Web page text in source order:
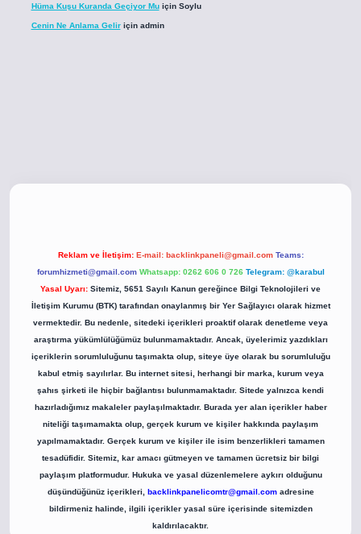
Hüma Kuşu Kuranda Geçiyor Muiçin Soylu
Cenin Ne Anlama Geliriçin admin
Reklam ve İletişim: E-mail: backlinkpaneli@gmail.com Teams:
forumhizmeti@gmail.com Whatsapp: 0262 606 0 726 Telegram: @karabul
Yasal Uyarı: Sitemiz, 5651 Sayılı Kanun gereğince Bilgi Teknolojileri ve
İletişim Kurumu (BTK) tarafından onaylanmış bir Yer Sağlayıcı olarak hizmet
vermektedir. Bu nedenle, sitedeki içerikleri proaktif olarak denetleme veya
araştırma yükümlülüğümüz bulunmamaktadır. Ancak, üyelerimiz yazdıkları
içeriklerin sorumluluğunu taşımakta olup, siteye üye olarak bu sorumluluğu
kabul etmiş sayılırlar. Bu internet sitesi, herhangi bir marka, kurum veya
şahıs şirketi ile hiçbir bağlantısı bulunmamaktadır. Sitede yalnızca kendi
hazırladığımız makaleler paylaşılmaktadır. Burada yer alan içerikler haber
niteliği taşımamakta olup, gerçek kurum ve kişiler hakkında paylaşım
yapılmamaktadır. Gerçek kurum ve kişiler ile isim benzerlikleri tamamen
tesadüfidir. Sitemiz, kar amacı gütmeyen ve tamamen ücretsiz bir bilgi
paylaşım platformudur. Hukuka ve yasal düzenlemelere aykırı olduğunu
düşündüğünüz içerikleri, backlinkpanelicomtr@gmail.comadresine
bildirmeniz halinde, ilgili içerikler yasal süre içerisinde sitemizden
kaldırılacaktır.